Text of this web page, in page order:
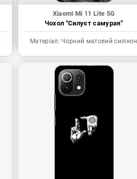
Xiaomi Mi 11 Lite 5G
Чохол "Силуєт самурая"
Матеріал: Чорний матовий силікон